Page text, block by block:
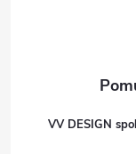
VV DESIGN